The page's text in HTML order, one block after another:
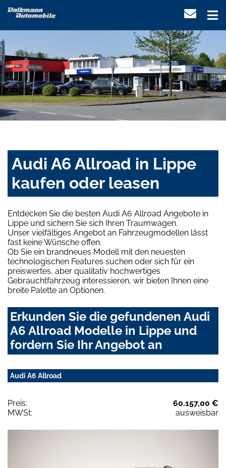
Audi A6 Allroad in Lippe
kaufen oder leasen
Entdecken Sie die besten Audi A6 Allroad Angebote in
Lippe und sichern Sie sich Ihren Traumwagen.
Unser vielfältiges Angebot an Fahrzeugmodellen lässt
fast keine Wünsche offen.
Ob Sie ein brandneues Modell mit den neuesten
technologischen Features suchen oder sich für ein
preiswertes, aber qualitativ hochwertiges
Gebrauchtfahrzeug interessieren, wir bieten Ihnen eine
breite Palette an Optionen.
Erkunden Sie die gefundenen Audi
A6 Allroad Modelle in Lippe und
fordern Sie Ihr Angebot an
Audi A6 Allroad
Preis:
60.157,00 €
MWSt:
ausweisbar